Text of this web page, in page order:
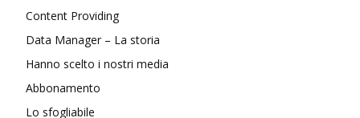
Content Providing
Data Manager – La storia
Hanno scelto i nostri media
Abbonamento
Lo sfogliabile